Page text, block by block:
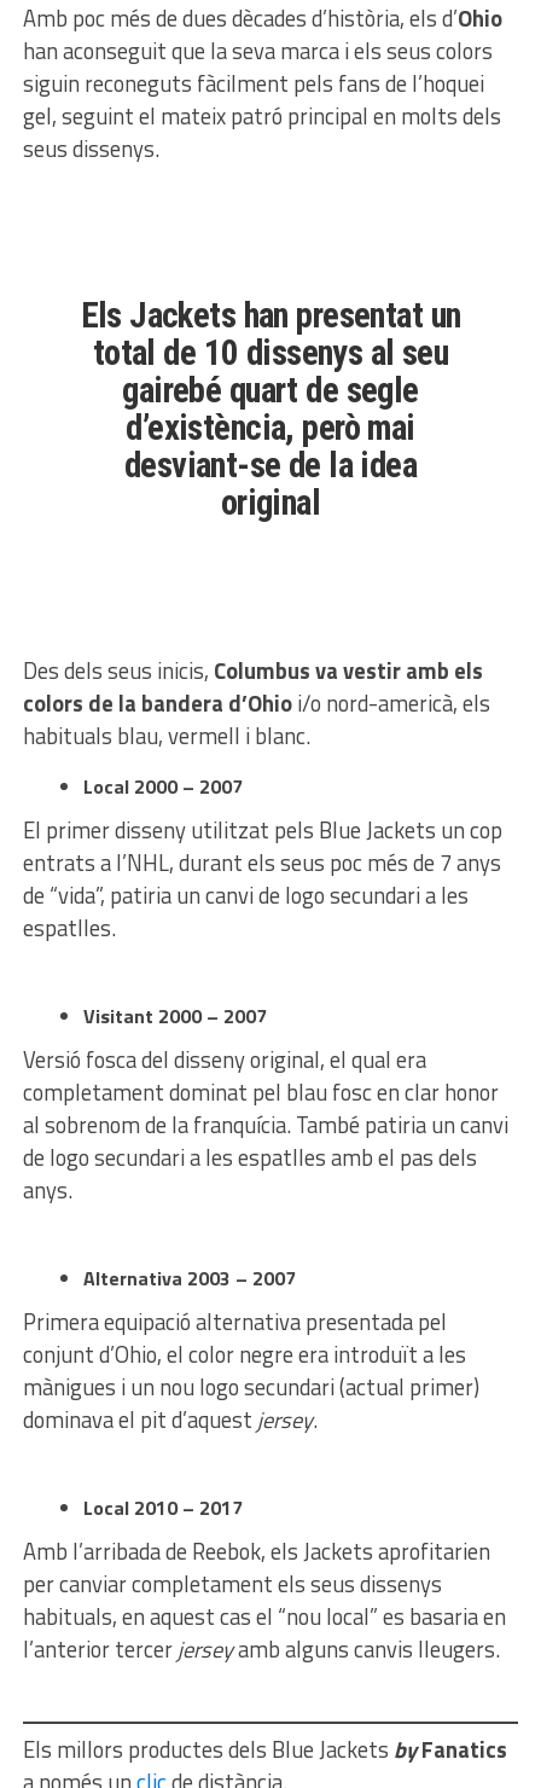
Amb poc més de dues dècades d’història, els d’Ohio
han aconseguit que la seva marca i els seus colors
siguin reconeguts fàcilment pels fans de l’hoquei
gel, seguint el mateix patró principal en molts dels
seus dissenys.
Els Jackets han presentat un
total de 10 dissenys al seu
gairebé quart de segle
d’existència, però mai
desviant-se de la idea
original
Des dels seus inicis, Columbus va vestir amb els
colors de la bandera d’Ohioi/o nord-americà, els
habituals blau, vermell i blanc.
Local 2000 – 2007
El primer disseny utilitzat pels Blue Jackets un cop
entrats a l’NHL, durant els seus poc més de 7 anys
de “vida”, patiria un canvi de logo secundari a les
espatlles.
Visitant 2000 – 2007
Versió fosca del disseny original, el qual era
completament dominat pel blau fosc en clar honor
al sobrenom de la franquícia. També patiria un canvi
de logo secundari a les espatlles amb el pas dels
anys.
Alternativa 2003 – 2007
Primera equipació alternativa presentada pel
conjunt d’Ohio, el color negre era introduït a les
mànigues i un nou logo secundari (actual primer)
dominava el pit d’aquest jersey.
Local 2010 – 2017
Amb l’arribada de Reebok, els Jackets aprofitarien
per canviar completament els seus dissenys
habituals, en aquest cas el “nou local” es basaria en
l’anterior tercerjerseyamb alguns canvis lleugers.
Els millors productes dels Blue Jackets byFanatics